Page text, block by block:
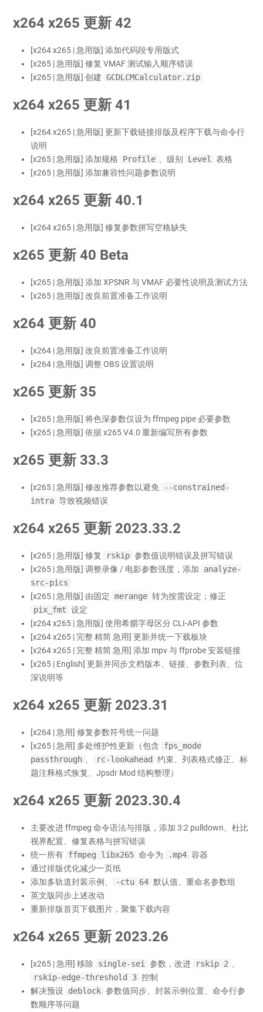
x264 x265 更新 42
[x264 x265 | 急用版] 添加代码段专用版式
[x265 | 急用版] 修复 VMAF 测试输入顺序错误
[x265 | 急用版] 创建 GCDLCMCalculator.zip
x264 x265 更新 41
[x264 x265 | 急用版] 更新下载链接排版及程序下载与命令行
说明
[x265 | 急用版] 添加规格
Profile 、级别 Level
表格
[x265 | 急用版] 添加兼容性问题参数说明
x264 x265 更新 40.1
[x264 x265 | 急用版] 修复参数拼写空格缺失
x265 更新 40 Beta
[x265 | 急用版] 添加 XPSNR 与 VMAF 必要性说明及测试方法
[x265 | 急用版] 改良前置准备工作说明
x264 更新 40
[x264 | 急用版] 改良前置准备工作说明
[x264 | 急用版] 调整 OBS 设置说明
x265 更新 35
[x265 | 急用版] 将色深参数仅设为 ffmpeg pipe 必要参数
[x265 | 急用版] 依据 x265 V4.0 重新编写所有参数
x265 更新 33.3
[x265 | 急用版] 修改推荐参数以避免
--constrained-
intra 导致视频错误
x264 x265 更新 2023.33.2
[x265 | 急用版] 修复 rskip 参数值说明错误及拼写错误
[x265 | 急用版] 调整录像 / 电影参数强度，添加
analyze-
src-pics
[x265 | 急用版] 由固定 merange 转为按需设定；修正
pix_fmt 设定
[x264 x265 | 急用版] 使用希腊字母区分 CLI-API 参数
[x264 x265 | 完整 精简 急用] 更新并统一下载板块
[x264 x265 | 完整 精简 急用] 添加 mpv 与 ffprobe 安装链接
[x265 | English] 更新并同步文档版本、链接、参数列表、位
深说明等
x264 x265 更新 2023.31
[x264 | 急用] 修复参数符号统一问题
[x265 | 急用] 多处维护性更新（包含
fps_mode
passthrough
rc-lookahead
约束、列表格式修正、标
题注释格式恢复、Jpsdr Mod 结构整理）
x264 x265 更新 2023.30.4
主要改进 ffmpeg 命令语法与排版，添加 3:2 pulldown、杜比
视界配置、修复表格与拼写错误
统一所有 ffmpeg libx265 命令为 .mp4 容器
通过排版优化减少一页纸
添加多轨道封装示例、
-ctu 64 默认值、重命名参数组
英文版同步上述改动
重新排版首页下载图片，聚集下载内容
x264 x265 更新 2023.26
[x265 | 急用] 移除 single-sei 参数，改进 rskip 2
rskip-edge-threshold 3 控制
解决预设 deblock 参数值同步、封装示例位置、命令行参
数顺序等问题